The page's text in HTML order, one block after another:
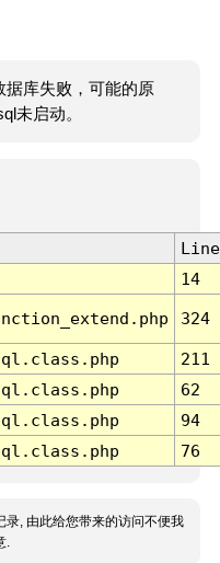
据库失败，可能的原
未启动。
Line
14
324
211
62
94
76
录, 由此给您带来的访问不便我
.